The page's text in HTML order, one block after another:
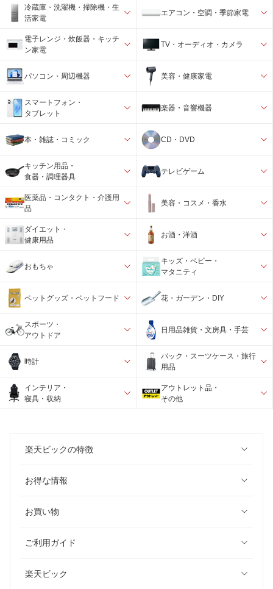
冷蔵庫・洗濯機・掃除機・生
活家電
エアコン・空調・季節家電
電子レンジ・炊飯器・キッチ
ン家電
TV・オーディオ・カメラ
パソコン・周辺機器 美容・健康家電
スマートフォン・
タブレット
楽器・音響機器
本・雑誌・コミック CD・DVD
キッチン用品・
食器・調理器具
テレビゲーム
医薬品・コンタクト・介護用
品
美容・コスメ・香水
ダイエット・
健康用品
お酒・洋酒
おもちゃ
キッズ・ベビー・
マタニティ
ペットグッズ・ペットフード 花・ガーデン・DIY
スポーツ・
アウトドア
日用品雑貨・文房具・手芸
時計
バック・スーツケース・旅行
用品
インテリア・
寝具・収納
アウトレット品・
その他
楽天ビックの特徴
お得な情報
お買い物
ご利用ガイド
楽天ビック